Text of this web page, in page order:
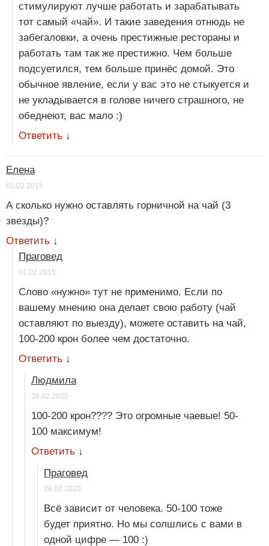
стимулируют лучше работать и зарабатывать
тот самый «чай». И такие заведения отнюдь не
забегаловки, а очень престижные рестораны и
работать там так же престижно. Чем больше
подсуетился, тем больше принёс домой. Это
обычное явление, если у вас это не стыкуется и
не укладывается в голове ничего страшного, не
обеднеют, вас мало :)
Ответить ↓
Елена
01.02.2015
А сколько нужно оставлять горничной на чай (3
звезды)?
Ответить ↓
Праговед
01.02.2015
Слово «нужно» тут не применимо. Если по
вашему мнению она делает свою работу (чай
оставляют по выезду), можете оставить на чай,
100-200 крон более чем достаточно.
Ответить ↓
Людмила
28.02.2020
100-200 крон???? Это огромные чаевые! 50-
100 максимум!
Ответить ↓
Праговед
28.02.2020
Всё зависит от человека. 50-100 тоже
будет приятно. Но мы солшлись с вами в
одной цифре — 100 :)